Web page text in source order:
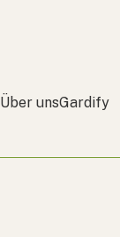
Über unsGardify